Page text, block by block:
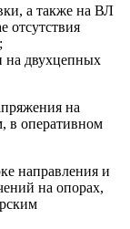
а также на ВЛ
отсутствия
двухцепных
на
в оперативном
направления и
на опорах,